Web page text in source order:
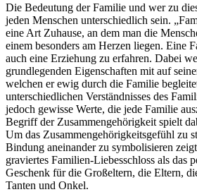
Die Bedeutung der Familie und wer zu
jeden Menschen unterschiedlich sein.
eine Art Zuhause, an dem man die
einem besonders am Herzen liegen. Eine
auch eine Erziehung zu erfahren. Dabei
grundlegenden Eigenschaften mit auf
welchen er ewig durch die Familie
unterschiedlichen Verständnisses des
jedoch gewisse Werte, die jede Familie
Begriff der Zusammengehörigkeit spielt
Um das Zusammengehörigkeitsgefühl zu
Bindung aneinander zu symbolisieren
graviertes Familien-Liebesschloss als das
Geschenk für die Großeltern, die Eltern,
Tanten und Onkel.